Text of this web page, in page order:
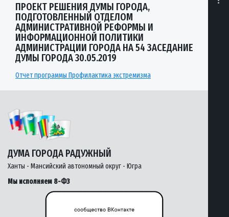
ПРОЕКТ РЕШЕНИЯ ДУМЫ ГОРОДА,
ПОДГОТОВЛЕННЫЙ ОТДЕЛОМ
АДМИНИСТРАТИВНОЙ РЕФОРМЫ И
ИНФОРМАЦИОННОЙ ПОЛИТИКИ
АДМИНИСТРАЦИИ ГОРОДА НА 54 ЗАСЕДАНИЕ
ДУМЫ ГОРОДА 30.05.2019
Отчет программы Профилактика экстремизма
ДУМА ГОРОДА РАДУЖНЫЙ
Ханты - Мансийский автономный округ - Югра
Мы исполняем 8-ФЗ